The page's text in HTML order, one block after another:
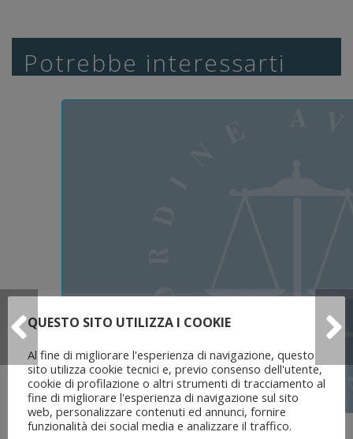
Potrebbe interessarti
5 Agosto 2026
QUESTO SITO UTILIZZA I COOKIE
Al fine di migliorare l'esperienza di navigazione, questo
sito utilizza cookie tecnici e, previo consenso dell'utente,
cookie di profilazione o altri strumenti di tracciamento al
fine di migliorare l'esperienza di navigazione sul sito
web, personalizzare contenuti ed annunci, fornire
funzionalità dei social media e analizzare il traffico.